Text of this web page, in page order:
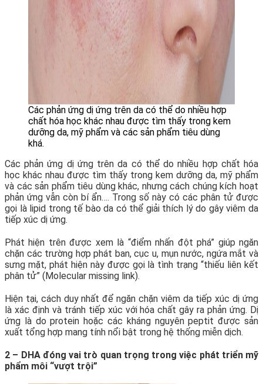
Các phản ứng dị ứng trên da có thể do nhiều hợp
chất hóa học khác nhau được tìm thấy trong kem
dưỡng da, mỹ phẩm và các sản phẩm tiêu dùng
khá.
Các phản ứng dị ứng trên da có thể do nhiều hợp chất hóa
học khác nhau được tìm thấy trong kem dưỡng da, mỹ phẩm
và các sản phẩm tiêu dùng khác, nhưng cách chúng kích hoạt
phản ứng vẫn còn bí ẩn…. Trong số này có các phân tử được
gọi là lipid trong tế bào da có thể giải thích lý do gây viêm da
tiếp xúc dị ứng.
Phát hiện trên được xem là “điểm nhấn đột phá” giúp ngăn
chặn các trường hợp phát ban, cục u, mụn nước, ngứa mắt và
sưng mặt, phát hiện này được gọi là tình trạng “thiếu liên kết
phân tử” (Molecular missing link).
Hiện tại, cách duy nhất để ngăn chặn viêm da tiếp xúc dị ứng
là xác định và tránh tiếp xúc với hóa chất gây ra phản ứng. Dị
ứng là do protein hoặc các kháng nguyên peptit được sản
xuất tổng hợp mang tính nổi bật trong hệ thống miễn dịch.
2 – DHA đóng vai trò quan trọng trong việc phát triển mỹ
phẩm môi “vượt trội”